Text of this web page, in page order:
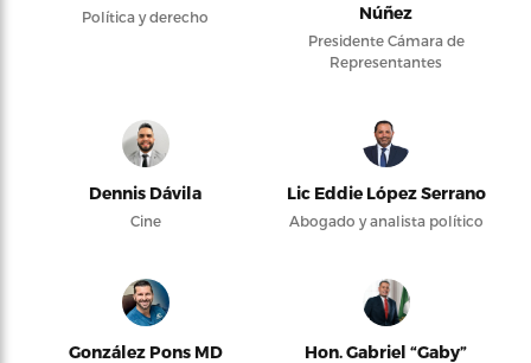
Política y derecho
Núñez
Presidente Cámara de
Representantes
Dennis Dávila
Cine
Lic Eddie López Serrano
Abogado y analista político
González Pons MD
Hon. Gabriel “Gaby”